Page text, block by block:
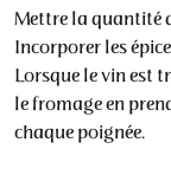
Mettre la quantité
Incorporer les
Lorsque le vin est
le fromage en
chaque poignée.